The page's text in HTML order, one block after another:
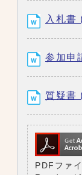
入札書
参加申
質疑書
PDFファ